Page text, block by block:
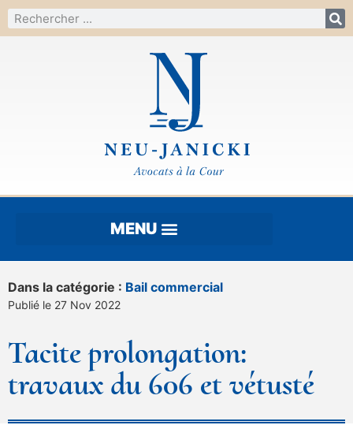
Dans la catégorie : Bail commercial
Publié le 27 Nov 2022
Tacite prolongation:
travaux du 606 et vétusté